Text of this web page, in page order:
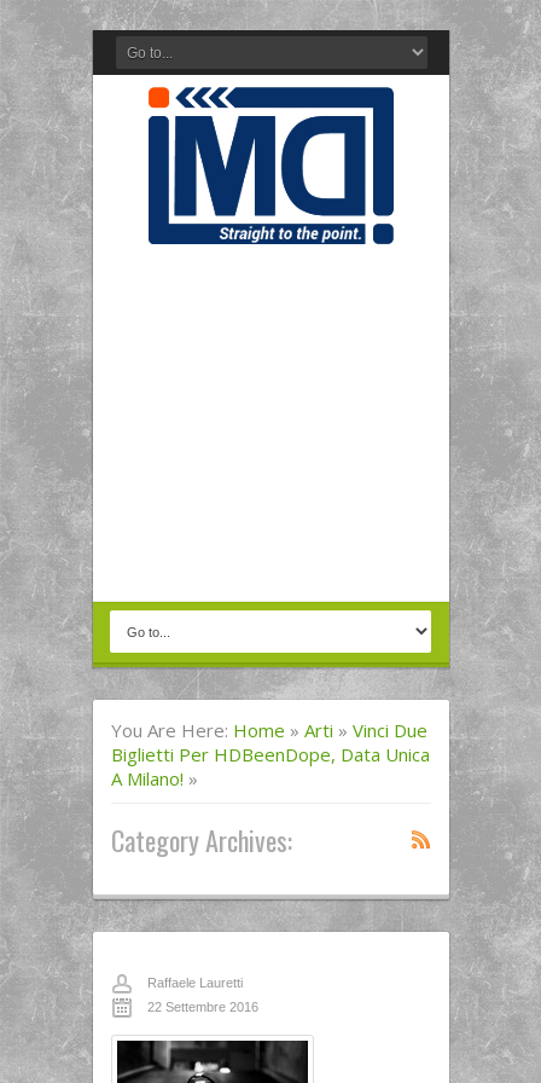
You Are Here: Home » Arti » Vinci Due
Biglietti Per HDBeenDope, Data Unica
A Milano! »
Category Archives:
Raffaele Lauretti
22 Settembre 2016